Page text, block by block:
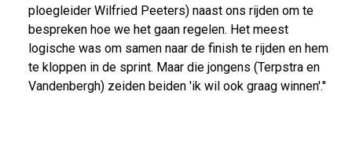
ploegleider Wilfried Peeters) naast ons rijden om te
bespreken hoe we het gaan regelen. Het meest
logische was om samen naar de finish te rijden en hem
te kloppen in de sprint. Maar die jongens (Terpstra en
Vandenbergh) zeiden beiden 'ik wil ook graag winnen'."